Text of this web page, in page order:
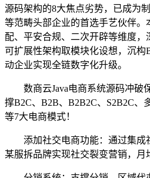
源码架构的8大焦点劣势，已成为
等范畴头部企业的首选手艺伙伴
配、平安合规、二次开辟等维度
可扩展性架构取模块化设想，沉构
动企业实现全链数字化升级。
数商云Java电商系统源码冲破
撑B2C、B2B、B2B2C、S2B2C、
等7大电商模式！
添加社交电商功能：通过集成
某服拆品牌实现社交裂变营销，月